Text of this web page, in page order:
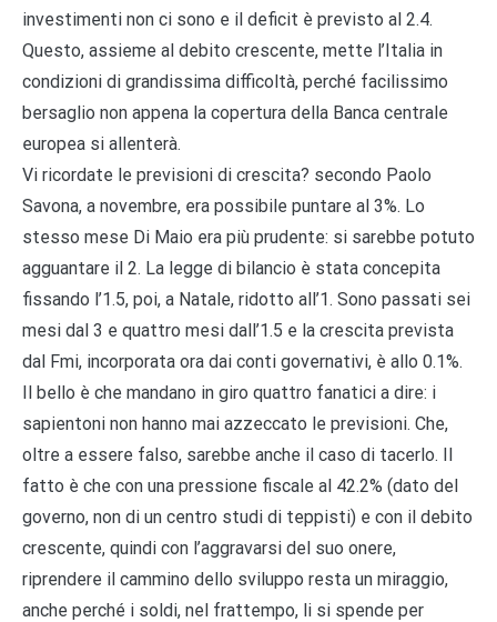
investimenti non ci sono e il deficit è previsto al 2.4.
Questo, assieme al debito crescente, mette l’Italia in
condizioni di grandissima difficoltà, perché facilissimo
bersaglio non appena la copertura della Banca centrale
europea si allenterà.
Vi ricordate le previsioni di crescita? secondo Paolo
Savona, a novembre, era possibile puntare al 3%. Lo
stesso mese Di Maio era più prudente: si sarebbe potuto
agguantare il 2. La legge di bilancio è stata concepita
fissando l’1.5, poi, a Natale, ridotto all’1. Sono passati sei
mesi dal 3 e quattro mesi dall’1.5 e la crescita prevista
dal Fmi, incorporata ora dai conti governativi, è allo 0.1%.
Il bello è che mandano in giro quattro fanatici a dire: i
sapientoni non hanno mai azzeccato le previsioni. Che,
oltre a essere falso, sarebbe anche il caso di tacerlo. Il
fatto è che con una pressione fiscale al 42.2% (dato del
governo, non di un centro studi di teppisti) e con il debito
crescente, quindi con l’aggravarsi del suo onere,
riprendere il cammino dello sviluppo resta un miraggio,
anche perché i soldi, nel frattempo, li si spende per